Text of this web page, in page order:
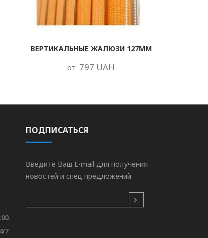
ВЕРТИКАЛЬНЫЕ ЖАЛЮЗИ 127ММ
от 797 UAH
7
ПОДПИСАТЬСЯ
Введите Ваш E-mail для получения
новостей и спец предложений